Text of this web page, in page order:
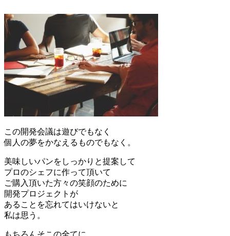
この開発会議は遊びでもなく
個人の夢をかなえるものでもなく。
美味しいパンをしっかりと提案して
プロのシェフに作って頂いて
ご購入頂いた方々の笑顔のために
開発プロジェクトが
あることを忘れてはいけないと
私は思う。
もちろんそこの全てに